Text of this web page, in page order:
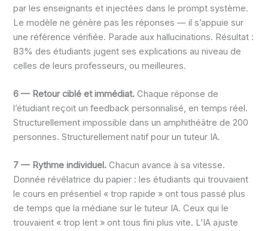
par les enseignants et injectées dans le prompt système.
Le modèle ne génère pas les réponses — il s’appuie sur
une référence vérifiée. Parade aux hallucinations. Résultat :
83% des étudiants jugent ses explications au niveau de
celles de leurs professeurs, ou meilleures.
6 — Retour ciblé et immédiat. Chaque réponse de
l’étudiant reçoit un feedback personnalisé, en temps réel.
Structurellement impossible dans un amphithéâtre de 200
personnes. Structurellement natif pour un tuteur IA.
7 — Rythme individuel. Chacun avance à sa vitesse.
Donnée révélatrice du papier : les étudiants qui trouvaient
le cours en présentiel « trop rapide » ont tous passé plus
de temps que la médiane sur le tuteur IA. Ceux qui le
trouvaient « trop lent » ont tous fini plus vite. L’IA ajuste